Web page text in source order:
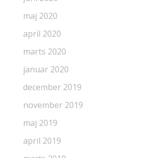
maj 2020
april 2020
marts 2020
januar 2020
december 2019
november 2019
maj 2019
april 2019